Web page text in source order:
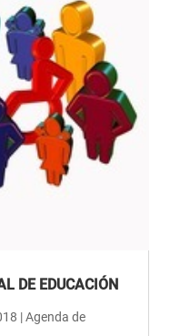
DE EDUCACIÓN
|Agenda de